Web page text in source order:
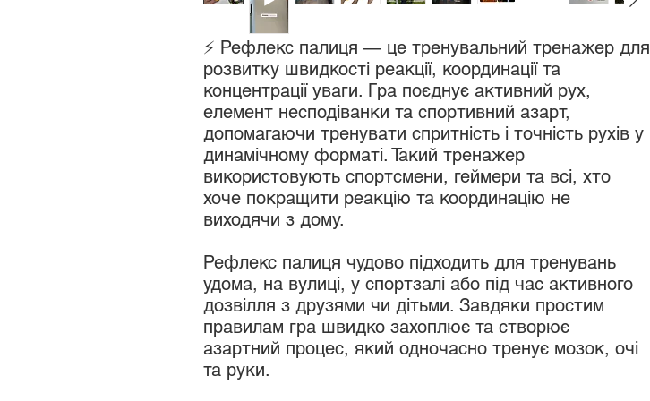
⚡ Рефлекс палиця — це тренувальний тренажер для
розвитку швидкості реакції, координації та
концентрації уваги. Гра поєднує активний рух,
елемент несподіванки та спортивний азарт,
допомагаючи тренувати спритність і точність рухів у
динамічному форматі. Такий тренажер
використовують спортсмени, геймери та всі, хто
хоче покращити реакцію та координацію не
виходячи з дому.
Рефлекс палиця чудово підходить для тренувань
удома, на вулиці, у спортзалі або під час активного
дозвілля з друзями чи дітьми. Завдяки простим
правилам гра швидко захоплює та створює
азартний процес, який одночасно тренує мозок, очі
та руки.